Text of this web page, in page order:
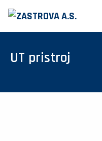
UT pristroj